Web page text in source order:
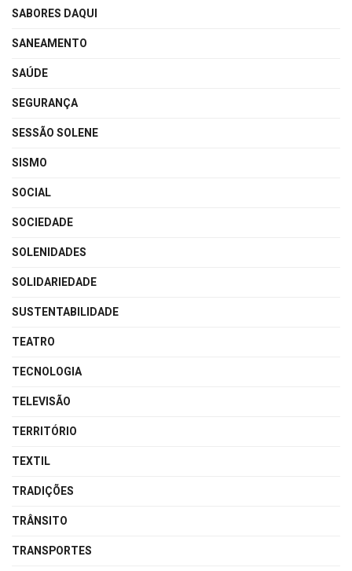
SABORES DAQUI
SANEAMENTO
SAÚDE
SEGURANÇA
SESSÃO SOLENE
SISMO
SOCIAL
SOCIEDADE
SOLENIDADES
SOLIDARIEDADE
SUSTENTABILIDADE
TEATRO
TECNOLOGIA
TELEVISÃO
TERRITÓRIO
TEXTIL
TRADIÇÕES
TRÂNSITO
TRANSPORTES